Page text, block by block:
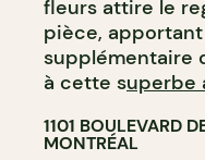
fleurs attire le
pièce,
supplémentaire
à cette superbe
1101 BOULEVARD
MONTRÉAL